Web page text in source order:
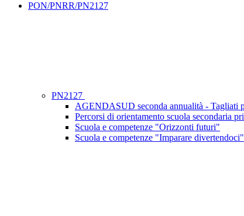
PON/PNRR/PN2127
PN2127
AGENDASUD seconda annualità - Tagliati
Percorsi di orientamento scuola secondaria
Scuola e competenze "Orizzonti futuri"
Scuola e competenze "Imparare divertendoci"